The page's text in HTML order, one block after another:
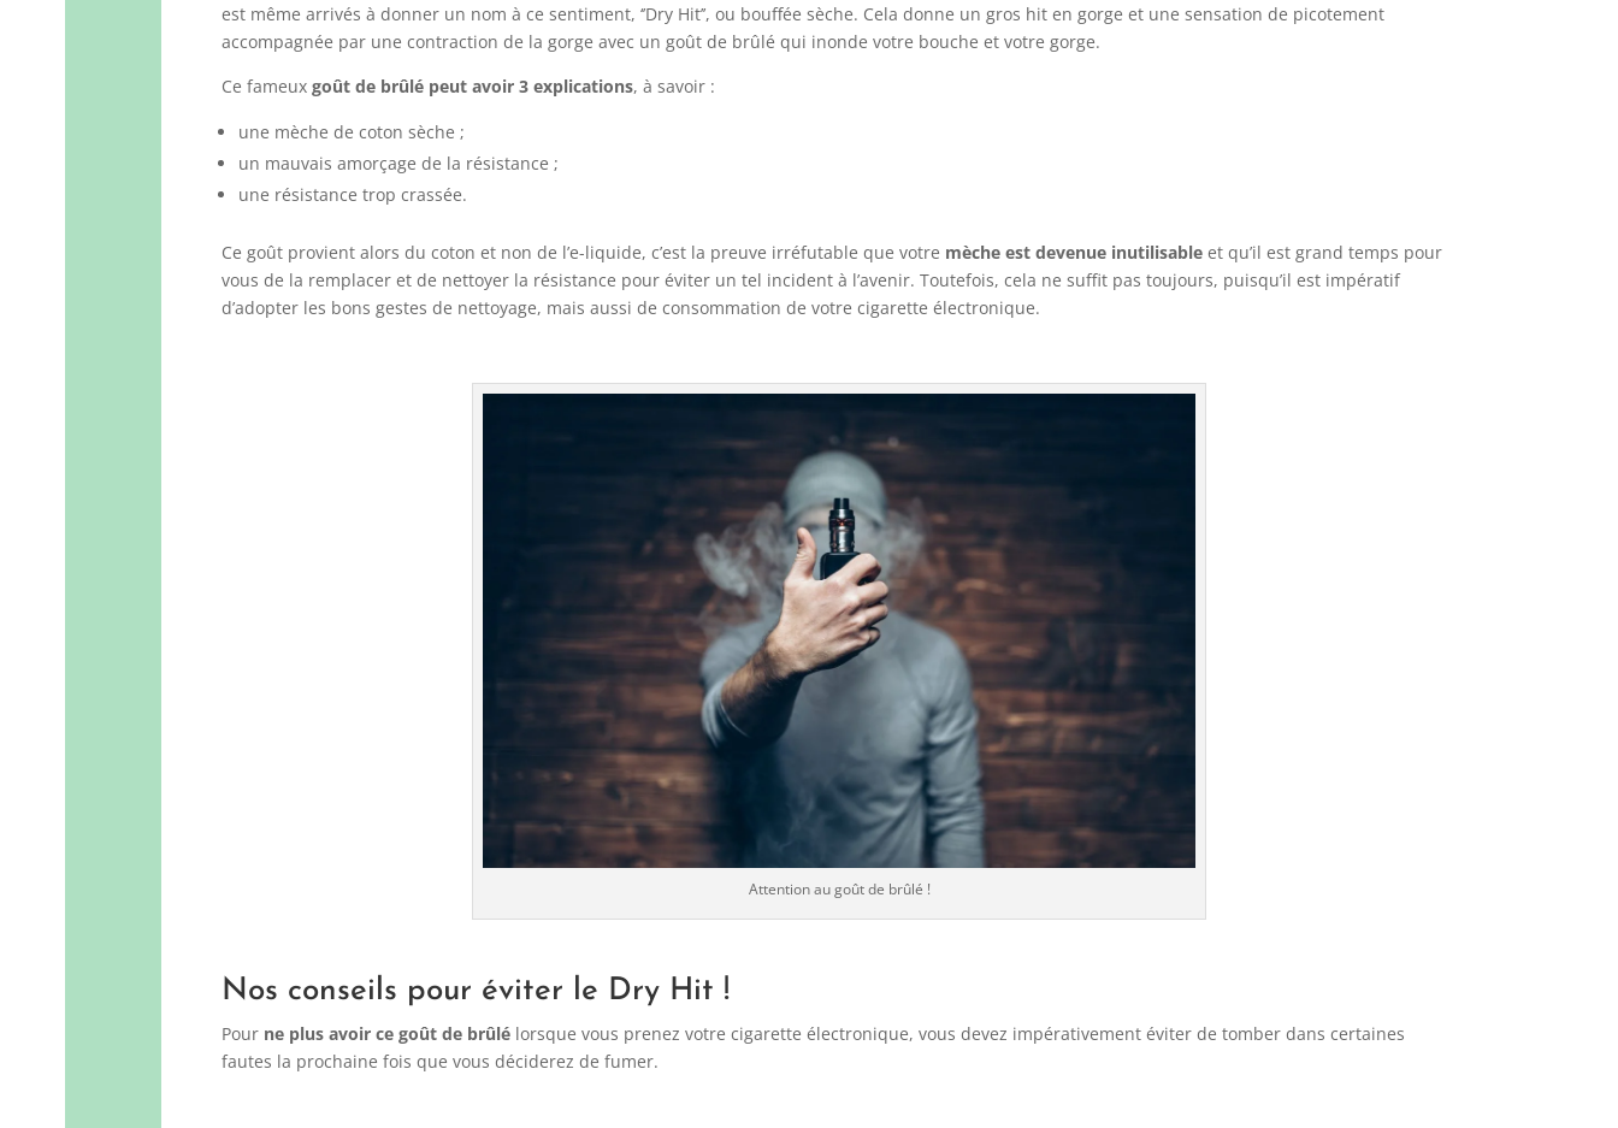
est même arrivés à donner un nom à ce sentiment, ‘’Dry Hit’’, ou bouffée sèche. Cela donne un gros hit en gorge et une sensation de picotement
accompagnée par une contraction de la gorge avec un goût de brûlé qui inonde votre bouche et votre gorge.
Ce fameuxgoût de brûlé peut avoir 3 explications, à savoir :
une mèche de coton sèche ;
un mauvais amorçage de la résistance ;
une résistance trop crassée.
Ce goût provient alors du coton et non de l’e-liquide, c’est la preuve irréfutable que votre mèche est devenue inutilisable et qu’il est grand temps pour
vous de la remplacer et de nettoyer la résistance pour éviter un tel incident à l’avenir. Toutefois, cela ne suffit pas toujours, puisqu’il est impératif
d’adopter les bons gestes de nettoyage, mais aussi de consommation de votre cigarette électronique.
Attention au goût de brûlé !
Nos conseils pour éviter le Dry Hit !
Pour ne plus avoir ce goût de brûlé lorsque vous prenez votre cigarette électronique, vous devez impérativement éviter de tomber dans certaines
fautes la prochaine fois que vous déciderez de fumer.